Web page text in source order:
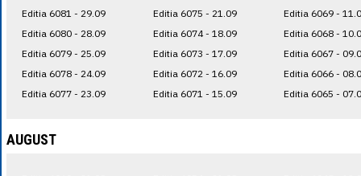
Editia 6081 - 29.09
Editia 6080 - 28.09
Editia 6079 - 25.09
Editia 6078 - 24.09
Editia 6077 - 23.09
Editia 6075 - 21.09
Editia 6074 - 18.09
Editia 6073 - 17.09
Editia 6072 - 16.09
Editia 6071 - 15.09
Editia 6069 -
Editia 6068 -
Editia 6067 -
Editia 6066 -
Editia 6065 -
AUGUST